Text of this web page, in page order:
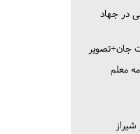
در جهاد
جان+تصویر
معلم